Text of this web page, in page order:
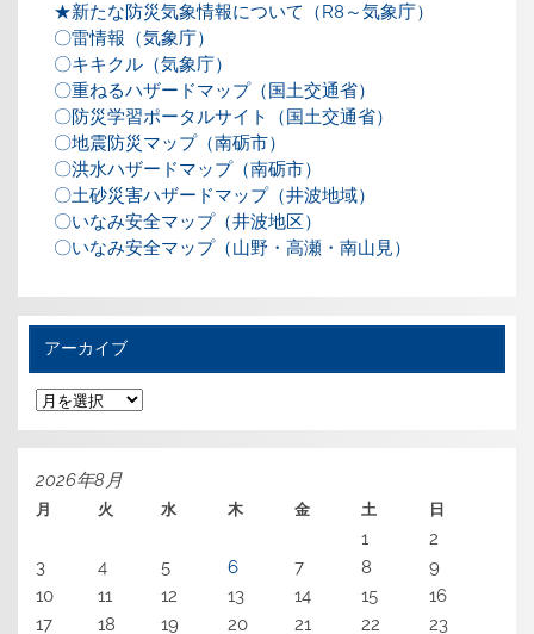
★新たな防災気象情報について（R8～気象庁）
〇雷情報（気象庁）
〇キキクル（気象庁）
〇重ねるハザードマップ（国土交通省）
〇防災学習ポータルサイト（国土交通省）
〇地震防災マップ（南砺市）
〇洪水ハザードマップ（南砺市）
〇土砂災害ハザードマップ（井波地域）
〇いなみ安全マップ（井波地区）
〇いなみ安全マップ（山野・高瀬・南山見）
アーカイブ
ア
ー
カ
イ
2026年8月
月 火 水 木 金 土 日
1
2
3
4 5 6 7 8
9
10
11 12 13 14 15
16
17
18 19 20 21 22 23